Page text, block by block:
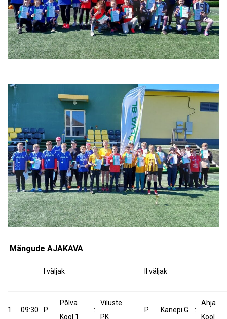
Mängude AJAKAVA
I väljak II väljak
1 09:30 P
Põlva
Kool 1
:
Viluste
PK
P Kanepi G :
Ahja
Kool